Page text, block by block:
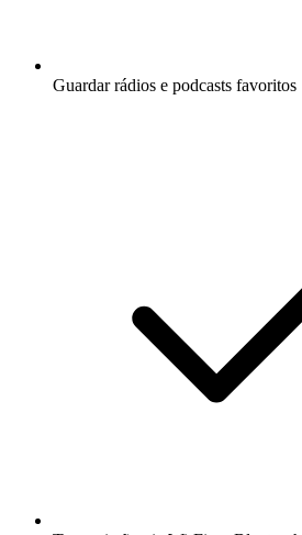
Guardar rádios e podcasts favoritos